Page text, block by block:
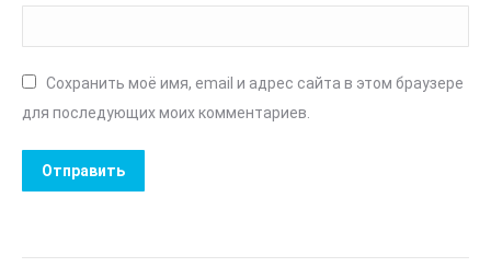
Сохранить моё имя, email и адрес сайта в этом браузере
для последующих моих комментариев.